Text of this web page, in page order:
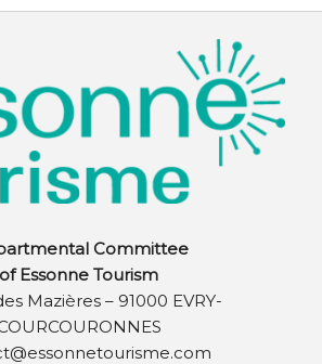
Committee
of Essonne Tourism
Mazières – 91000 EVRY-